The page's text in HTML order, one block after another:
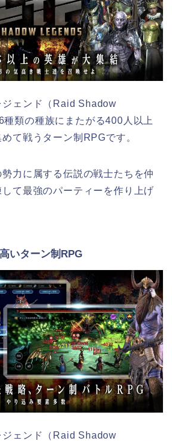
ジェンド（Raid Shadow
類の種族にまたがる400人以上
て戦うターン制RPGです。
力に属する伝説の戦士たちを仲
て最強のパーティーを作り上げ
いターン制RPG
ジェンド（Raid Shadow